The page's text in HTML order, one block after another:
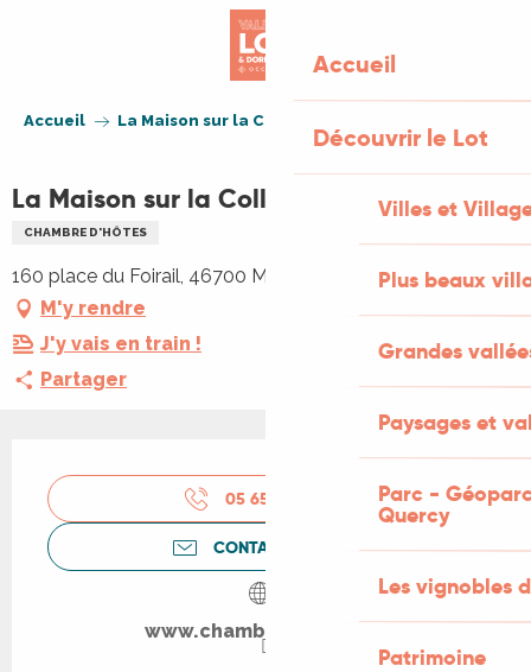
Accueil
Découvrir le Lot
Villes et
Plus beaux
Grandes
Paysages et
Parc -
Quercy
Les vignobles
Patrimoine
Accueil La Maison sur la Colline
La Maison sur la Colline
CHAMBRE D'HÔTES
160 place du Foirail, 46700 Mauroux
M'y rendre
J'y vais en train !
Partager
Ouverture et coordonnées
05 65 36 45
CONTACTEZ-NOUS
www.chambres-hotes.fr